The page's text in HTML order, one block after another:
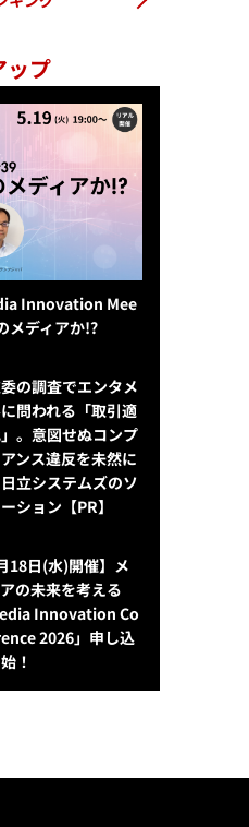
ップ
Innovation Mee
メディアか!?
の調査でエンタメ
問われる「取引適
。意図せぬコンプ
ンス違反を未然に
立システムズのソ
ション​【PR】
18日(水)開催】メ
の未来を考える
Innovation Co
2026」申し込
！